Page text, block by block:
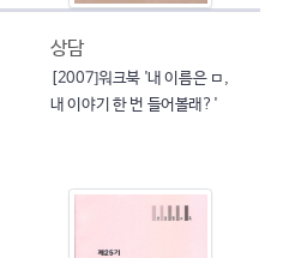
상담
[2007]워크북 '내 이름은 ㅁ,
내 이야기 한 번 들어볼래?'